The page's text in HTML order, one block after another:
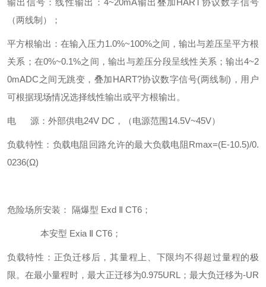
输出信号：线性输出：4~20mA输出叠加HART协议数字信号
（两线制）；
平方根输出：在输入压力1.0%~100%之间，输出与差压呈平方根
关系；在0%~0.1%之间，输出与差压分段呈线性关系；输出4~2
0mADC之间无跳变，叠加HART?协议数字信号(两线制)，用户
可根据现场情况选择线性输出或平方根输出。
电 源：外部供电24V DC，（电源范围14.5V~45V）
负载特性：负载电阻回路允许的最大负载电阻Rmax=(E-10.5)/0.
0236(Ω)
危险场所安装： 隔爆型 Exd Ⅱ CT6；
本安型 Exia Ⅱ CT6；
负载特性：正负迁移后，其量程上、下限均不得超过量程的极
限。在最小量程时，最大正迁移为0.975URL；最大负迁移为-UR